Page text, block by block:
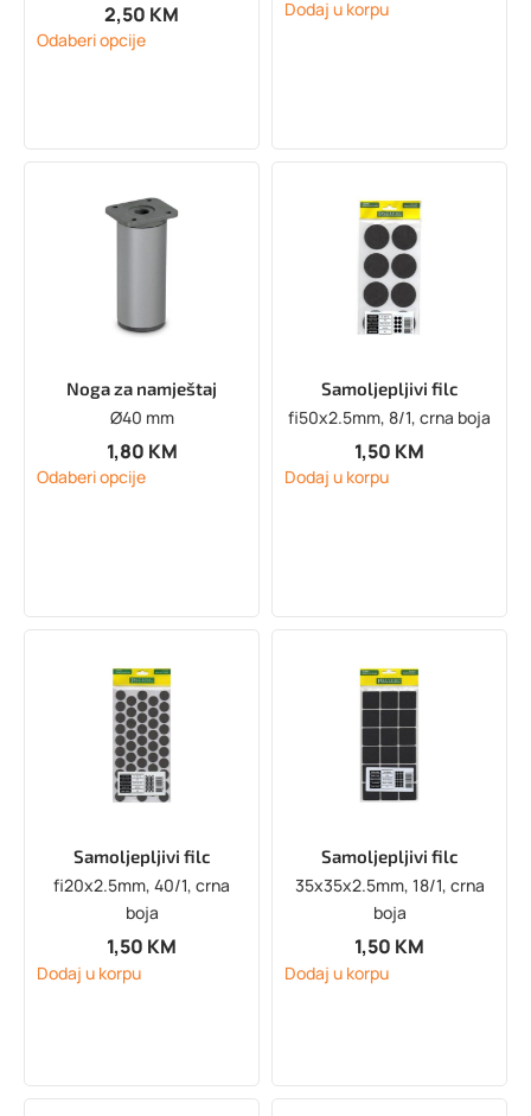
2,50 KM
Odaberi opcije
Dodaj u korpu
Noga za namještaj
Ø40 mm
1,80 KM
Odaberi opcije
Samoljepljivi filc
fi50x2.5mm, 8/1, crna boja
1,50 KM
Dodaj u korpu
Samoljepljivi filc
fi20x2.5mm, 40/1, crna
boja
1,50 KM
Dodaj u korpu
Samoljepljivi filc
35x35x2.5mm, 18/1, crna
boja
1,50 KM
Dodaj u korpu